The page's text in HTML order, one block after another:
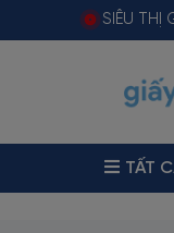
SIÊU THỊ
TẤT